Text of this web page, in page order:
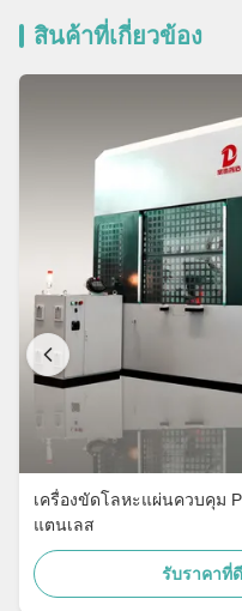
สินค้าที่เกี่ยวข้อง
เครื่องขัดโลหะแผ่นควบคุม
แตนเลส
รับราคาที่